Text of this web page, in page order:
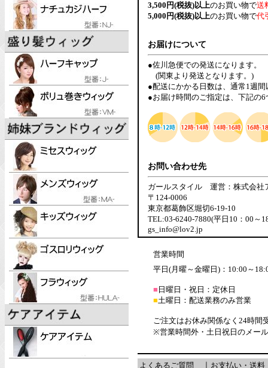
3,500円(税抜)以上のお買い物で送
5,000円(税抜)以上のお買い物で代
お届けについて
●佐川急便での発送になります。
(関東より発送となります。)
●配送にかかる日数は、通常1週
●お届け時間のご指定は、下記の
お問い合わせ先
ガールスタイル 運営：株式会社
〒124-0006
東京都葛飾区堀切6-19-10
TEL:03-6240-7880(平日10：00～
gs_info@lov2.jp
営業時間
平日(月曜～金曜日)：10:00～
■ 日曜日・祝日：定休日
■土曜日：配送業務のみ営業
ご注文はお休み関係なく24時間
※営業時間外・土日祝日のメー
よくあるご質問 お支払い・送料